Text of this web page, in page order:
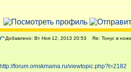
Добавлено: Вт Ноя 12, 2013 20:53 Re: Тонус в
http://forum.omskmama.ru/viewtopic.php?t=2182